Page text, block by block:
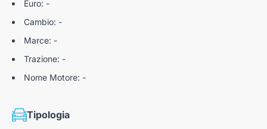
riparazione del parabrezza, il lunotto posteriore, tettuccio
apribile nonché i cristalli laterali del veicolo assicurato, in caso
di danni determinati da causa accidentale o da fatto
• INFORTUNI CONDUCENTE - nei limiti dei valori assicurati,
riguardano: l'invalidità permanente da infortunio del
comporti un'invalidità permanente maggiore al 66% o la
morte;
Euro: -
Cambio: -
Marce: -
Trazione: -
Nome Motore: -
Tipologia